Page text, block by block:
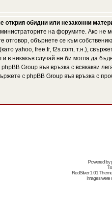
открия обидни или незаконни
на форумите. Ако не
отговор, обърнете се към
yahoo, free.fr, f2s.com, т.н.),
в никакъв случай не би могла да
Group във връзка с всякакви
с phpBB Group във връзка с
Powered by
RedSilver 1.01
Images were